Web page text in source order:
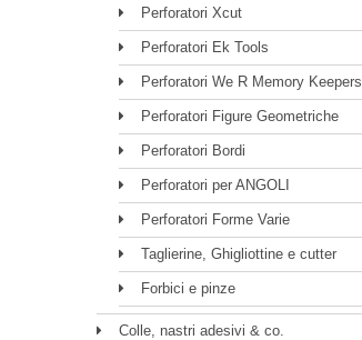
Perforatori Xcut
Perforatori Ek Tools
Perforatori We R Memory Keepers
Perforatori Figure Geometriche
Perforatori Bordi
Perforatori per ANGOLI
Perforatori Forme Varie
Taglierine, Ghigliottine e cutter
Forbici e pinze
Colle, nastri adesivi & co.